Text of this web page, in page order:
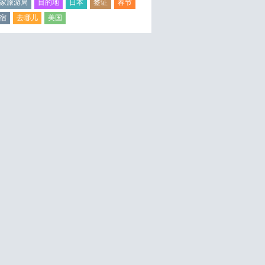
旅游局 目的地 日本 签证
春节
去哪儿 美国